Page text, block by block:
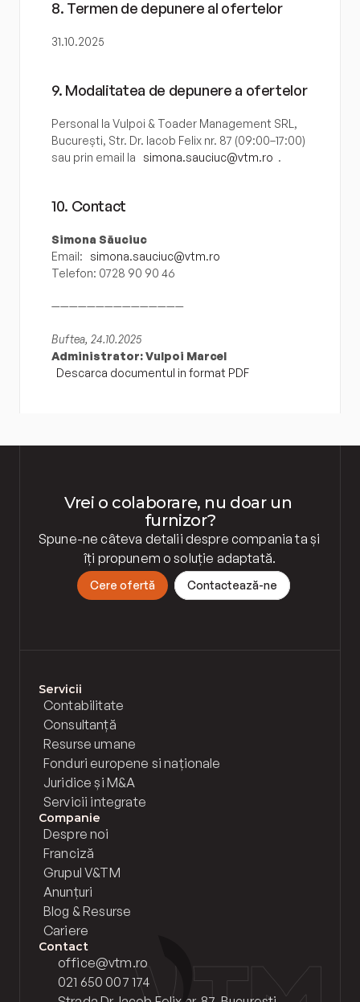
8. Termen de depunere al ofertelor
31.10.2025
9. Modalitatea de depunere a ofertelor
Personal la Vulpoi & Toader Management SRL,
București, Str. Dr. Iacob Felix nr. 87 (09:00–17:00)
sau prin email la simona.sauciuc@vtm.ro .
10. Contact
Simona Săuciuc
Email: simona.sauciuc@vtm.ro
Telefon: 0728 90 90 46
———————————————
Buftea, 24.10.2025
Administrator: Vulpoi Marcel
Descarca documentul in format PDF
Vrei o colaborare, nu doar un
furnizor?
Spune-ne câteva detalii despre compania ta și
îți propunem o soluție adaptată.
Cere ofertă Contactează-ne
Servicii
Contabilitate
Consultanță
Resurse umane
Fonduri europene si naționale
Juridice și M&A
Servicii integrate
Companie
Despre noi
Franciză
Grupul V&TM
Anunțuri
Blog & Resurse
Cariere
Contact
office@vtm.ro
021 650 007 174